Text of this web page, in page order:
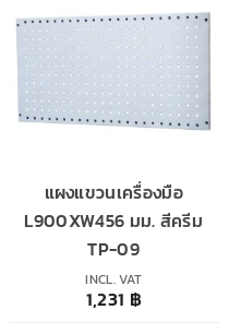
แผงแขวนเครื่องมือ
L900XW456 มม. สีครีม
TP-09
INCL. VAT
1,231 ฿